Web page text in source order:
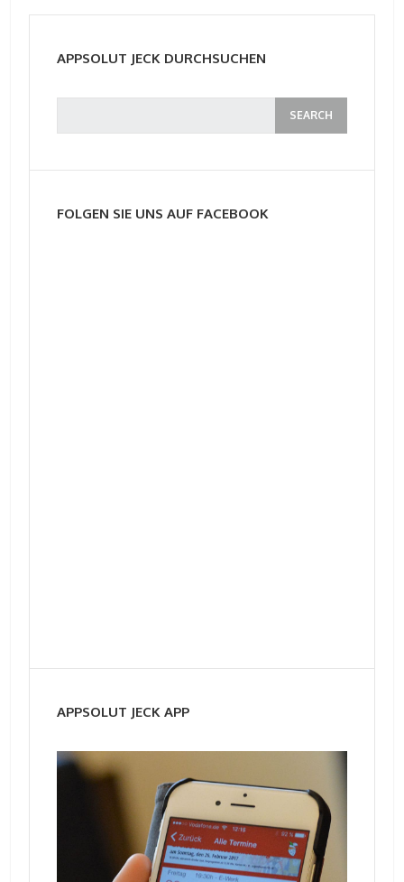
APPSOLUT JECK DURCHSUCHEN
FOLGEN SIE UNS AUF FACEBOOK
APPSOLUT JECK APP